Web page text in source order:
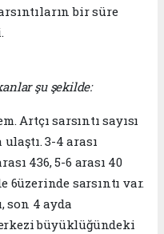
bir süre
şu şekilde:
Artçı sarsıntı sayısı
3-4 arası
436, 5-6 arası 40
6üzerinde sarsıntı var.
son 4 ayda
büyüklüğündeki